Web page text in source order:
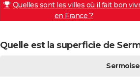
Quelles sont les villes où il fait bon
en France ?
Quelle est la superficie de
Sermoise